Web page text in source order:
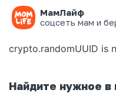
МамЛайф
соцсеть мам и
Ошибка на
crypto.randomUUID is
Найдите нужное в